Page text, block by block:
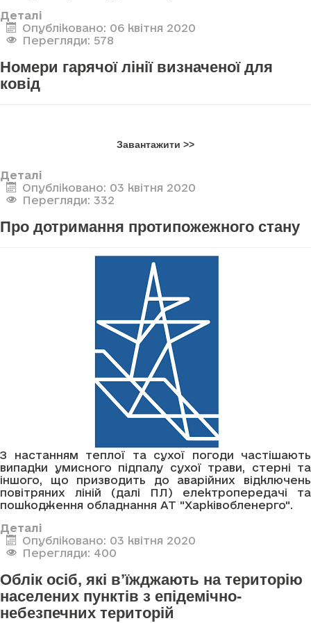
Деталі
Опубліковано: 06 квітня 2020
Перегляди: 578
Номери гарячої лінії визначеної для
ковід
Завантажити >>
Деталі
Опубліковано: 03 квітня 2020
Перегляди: 332
Про дотримання протипожежного стану
З настанням теплої та сухої погоди частішають
випадки умисного підпалу сухої трави, стерні та
іншого, що призводить до аварійних відключень
повітряних ліній (далі ПЛ) електропередачі та
пошкодження обладнання АТ "Харківобленерго".
Деталі
Опубліковано: 03 квітня 2020
Перегляди: 400
Облік осіб, які в’їжджають на територію
населених пунктів з епідемічно-
небезпечних територій